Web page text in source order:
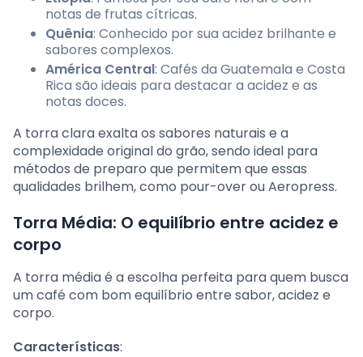
notas de frutas cítricas.
Quênia: Conhecido por sua acidez brilhante e
sabores complexos.
América Central: Cafés da Guatemala e Costa
Rica são ideais para destacar a acidez e as
notas doces.
A torra clara exalta os sabores naturais e a
complexidade original do grão, sendo ideal para
métodos de preparo que permitem que essas
qualidades brilhem, como pour-over ou Aeropress.
Torra Média: O equilíbrio entre acidez e
corpo
A torra média é a escolha perfeita para quem busca
um café com bom equilíbrio entre sabor, acidez e
corpo.
Características: